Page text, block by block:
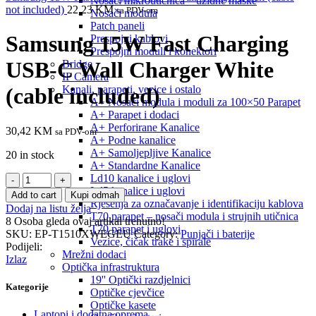
Nosači modula
Patch paneli
Prespojni kablovi
Prespojni moduli i konektori
Bridge
IP Camera
Kanali, parapeti, vezice i ostalo
A+ Nosači modula i moduli za 100×50 Parapet
A+ Parapet i dodaci
A+ Perforirane Kanalice
A+ Podne kanalice
A+ Samoljepljive Kanalice
A+ Standardne Kanalice
Ld10 kanalice i uglovi
Ld5 kanalice i uglovi
Rješenja za označavanje i identifikaciju kablova
T70 parapet – nosači modula i strujnih utičnica
T70 parapet i uglovi
Vezice, čičak trake i spirale
Mrežni dodaci
Optička infrastruktura
19'' Optički razdjelnici
Optičke cjevčice
Optičke kasete
not included) 22,23KM sa PDV-om
Samsung 15W Fast Charging
USB-C Wall Charger White
(cable included)
30,42 KM sa PDV-om
20 in stock
Samsung
15W
Fast
Charging
USB-
C
Wall
Charger
(cable
Add to cart Kupi odmah
Dodaj na listu želja
8 Osoba gleda ovaj artikal trenutno!
SKU: EP-T1510XWEGEUCategory: Punjači i baterije
Podijeli:
Izlaz
Kategorije